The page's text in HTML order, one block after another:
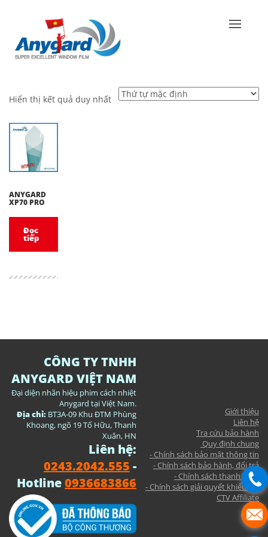
Hiển thị kết quả duy nhất
ANYGARD
XP70 PRO
Đọc
tiếp
CÔNG TY TNHH
ANYGARD VIỆT NAM
Đại diện nhãn hiệu phim cách nhiệt
Anygard tại Việt Nam.
Địa chỉ: BT3A-09 Khu ĐTM Phùng
Khoang, ngõ 19 Tố Hữu, Thanh
Xuân, HN
Liên hệ:
0243.2042.555 -
Hotline0936683866
Giới thiệu
Liên hệ
Tra cứu bảo hành
Quy định chung
- Chính sách bảo mật thông tin
- Chính sách bảo hành, đổi trả
- Chính sách thanh toán
- Chính sách giải quyết khiếu nại
CTV Affiliate